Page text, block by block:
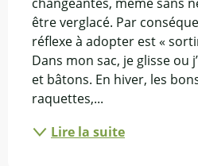
être verglacé. Par
réflexe à adopter est «
Dans mon sac, je glisse ou
et bâtons. En hiver, les
raquettes,...
Lire la suite